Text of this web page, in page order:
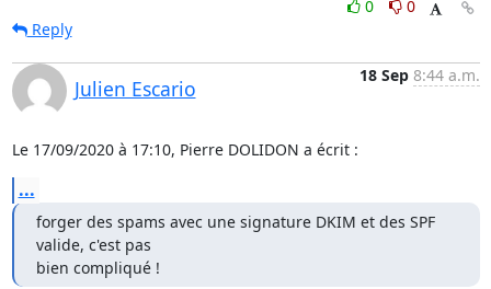
0
0
Reply
Julien Escario
18 Sep 8:44 a.m.
Le 17/09/2020 à 17:10, Pierre DOLIDON a écrit :
...
forger des spams avec une signature DKIM et des SPF
valide, c'est pas
bien compliqué !